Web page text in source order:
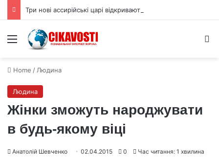
Menu
Home / Людина
Людина
Жінки зможуть народжувати
в будь-якому віці
Анатолій Шевченко 02.04.2015 0 Час читання: 1 хвилина